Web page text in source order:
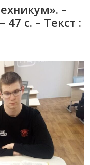
–
47 с. – Текст :